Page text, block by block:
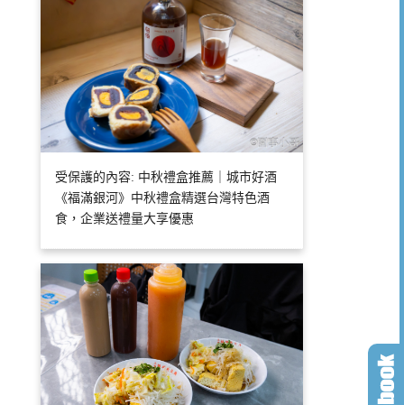
受保護的內容: 中秋禮盒推薦｜城市好酒
《福滿銀河》中秋禮盒精選台灣特色酒
食，企業送禮量大享優惠